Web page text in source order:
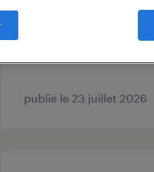
publié le 23 juillet 2026